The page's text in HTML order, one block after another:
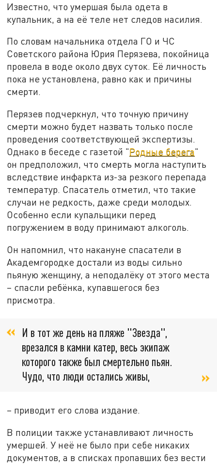
Известно, что умершая была одета в
купальник, а на её теле нет следов насилия.
По словам начальника отдела ГО и ЧС
Советского района Юрия Перязева, покойница
провела в воде около двух суток. Её личность
пока не установлена, равно как и причины
смерти.
Перязев подчеркнул, что точную причину
смерти можно будет назвать только после
проведения соответствующей экспертизы.
Однако в беседе с газетой "Родные берега"
он предположил, что смерть могла наступить
вследствие инфаркта из-за резкого перепада
температур. Спасатель отметил, что такие
случаи не редкость, даже среди молодых.
Особенно если купальщики перед
погружением в воду принимают алкоголь.
Он напомнил, что накануне спасатели в
Академгородке достали из воды сильно
пьяную женщину, а неподалёку от этого места
– спасли ребёнка, купавшегося без
присмотра.
И в тот же день на пляже "Звезда",
врезался в камни катер, весь экипаж
которого также был смертельно пьян.
Чудо, что люди остались живы,
– приводит его слова издание.
В полиции также устанавливают личность
умершей. У неё не было при себе никаких
документов, а в списках пропавших без вести